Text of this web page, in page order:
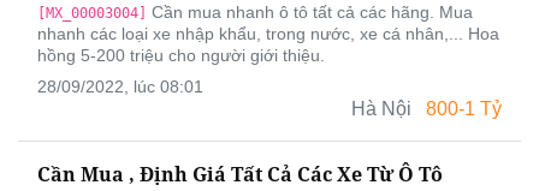
[MX_00003004] Cần mua nhanh ô tô tất cả các hãng. Mua
nhanh các loại xe nhập khẩu, trong nước, xe cá nhân,... Hoa
hồng 5-200 triệu cho người giới thiệu.
28/09/2022, lúc 08:01
Hà Nội 800-1 Tỷ
Cần Mua , Định Giá Tất Cả Các Xe Từ Ô Tô